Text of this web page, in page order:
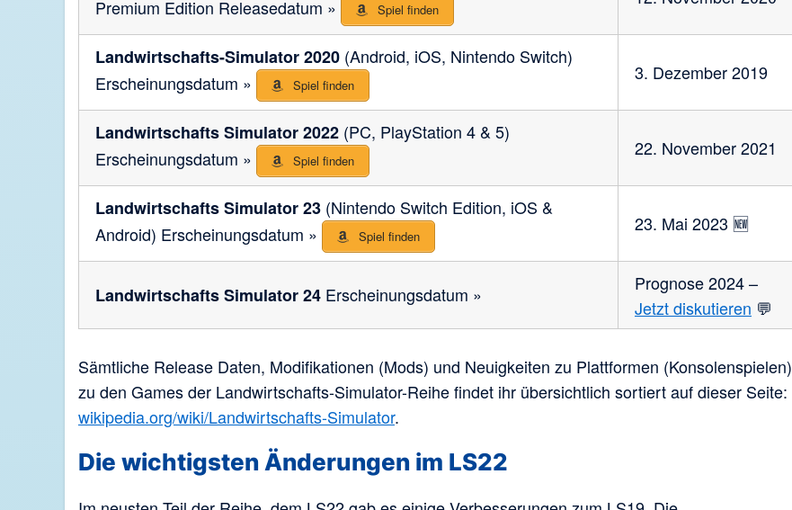
Premium Edition Releasedatum »
Spiel finden
Landwirtschafts-Simulator 2020 (Android, iOS, Nintendo Switch)
Erscheinungsdatum »
Spiel finden
3. Dezember 2019
Landwirtschafts Simulator 2022 (PC, PlayStation 4 & 5)
Erscheinungsdatum »
Spiel finden
22. November 2021
Landwirtschafts Simulator 23 (Nintendo Switch Edition, iOS &
Android) Erscheinungsdatum »
Spiel finden
23. Mai 2023 🆕
Landwirtschafts Simulator 24 Erscheinungsdatum »
Prognose 2024 –
Jetzt diskutieren 💬
Sämtliche Release Daten, Modifikationen (Mods) und Neuigkeiten zu Plattformen (Konsolenspielen)
zu den Games der Landwirtschafts-Simulator-Reihe findet ihr übersichtlich sortiert auf dieser Seite:
wikipedia.org/wiki/Landwirtschafts-Simulator.
Die wichtigsten Änderungen im LS22